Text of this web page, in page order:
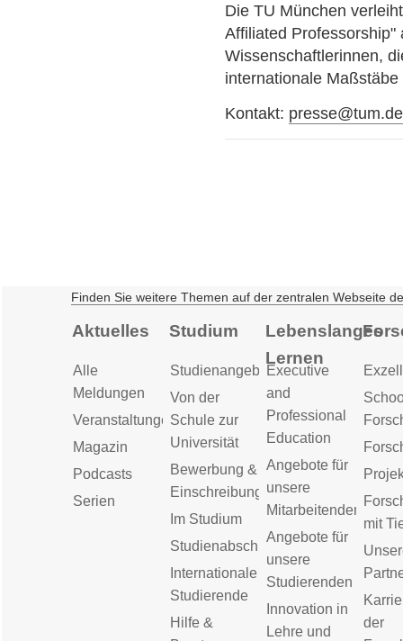
Die TU München
Affiliated
Wissenschaftlerinnen,
internationale
Kontakt: presse@tum.de
Finden Sie weitere Themen auf der zentralen Webseite
Aktuelles
Alle
Meldungen
Veranstaltungen
Magazin
Podcasts
Serien
Studium
Studienangebot
Von der
Schule zur
Universität
Bewerbung &
Einschreibung
Im Studium
Studienabschluss
Internationale
Studierende
Hilfe &
Lebenslanges
Lernen
Executive
and
Professional
Education
Angebote für
unsere
Mitarbeitenden
Angebote für
unsere
Studierenden
Innovation in
Lehre und
mit
der